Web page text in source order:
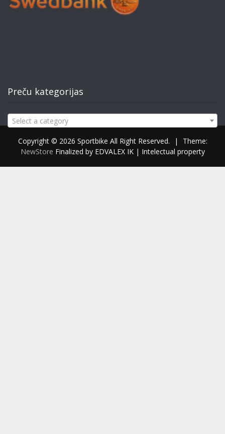
Preču kategorijas
Select a category
Copyright © 2026 Sportbike All Right Reserved. |
Theme:
NewStore Finalized by EDVALEX IK | Intelectual property